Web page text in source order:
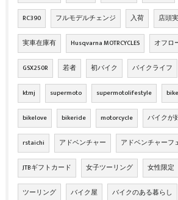
RC390 フルモデルチェンジ 入荷 店頭
実車在庫有 Husqvarna MOTRCYCLES オフロ
GSX250R 若者 初バイク バイクライフ
ktmj supermoto supermotolifestyle bike
bikelove bikeride motorcycle バイクが
rstaichi アドベンチャー アドベンチャーフ
JTBギフトカード 女子ツーリング 女性限定
ツーリング バイク屋 バイクのある暮らし